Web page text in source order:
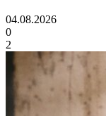
04.08.2026
0
2